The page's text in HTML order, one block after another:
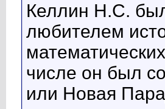
Келлин Н.С.
любителем
числе он был
или Новая